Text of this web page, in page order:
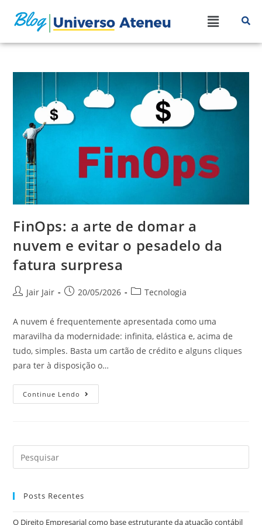
FinOps: a arte de domar a
nuvem e evitar o pesadelo da
fatura surpresa
Jair Jair 20/05/2026 Tecnologia
A nuvem é frequentemente apresentada como uma
maravilha da modernidade: infinita, elástica e, acima de
tudo, simples. Basta um cartão de crédito e alguns cliques
para ter à disposição o…
Continue Lendo
Posts Recentes
O Direito Empresarial como base estruturante da atuação contábil